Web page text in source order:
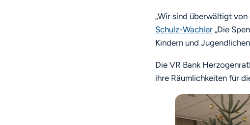
„Wir sind überwältigt
Schulz-Wachler „Die
Kindern und
Die VR Bank
ihre Räumlichkeiten für